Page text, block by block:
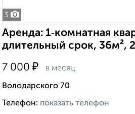
3
Аренда: 1‑комнатная
длительный срок, 36м²,
7 000 ₽ в месяц
Володарского 70
Телефон: показать телефон